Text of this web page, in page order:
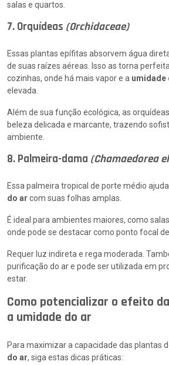
salas e quartos.
7. Orquídeas (Orchidaceae)
Essas plantas epífitas absorvem água
de suas raízes aéreas. Isso as torna
cozinhas, onde há mais vapor e a umidade
elevada.
Além de sua função ecológica, as
beleza delicada e marcante, trazendo
ambiente.
8. Palmeira-dama (Chamaedorea
Essa palmeira tropical de porte médio
do ar com suas folhas amplas.
É ideal para ambientes maiores, como
onde pode se destacar como ponto focal
Requer luz indireta e rega moderada.
purificação do ar e pode ser utilizada em
estar.
Como potencializar o efeito
a umidade do ar
Para maximizar a capacidade das plantas
do ar, siga estas dicas práticas: